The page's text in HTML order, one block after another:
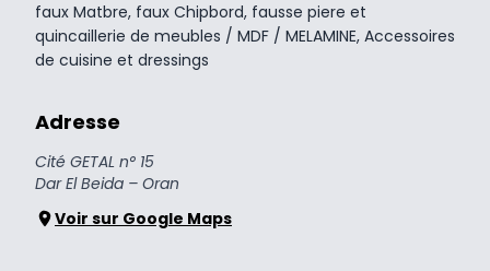
faux Matbre, faux Chipbord, fausse piere et
quincaillerie de meubles / MDF / MELAMINE, Accessoires
de cuisine et dressings
Adresse
Cité GETAL n° 15
Dar El Beida – Oran
Voir sur Google Maps